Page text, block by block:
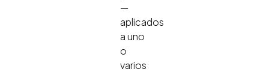
—
aplicados
a uno
o
varios